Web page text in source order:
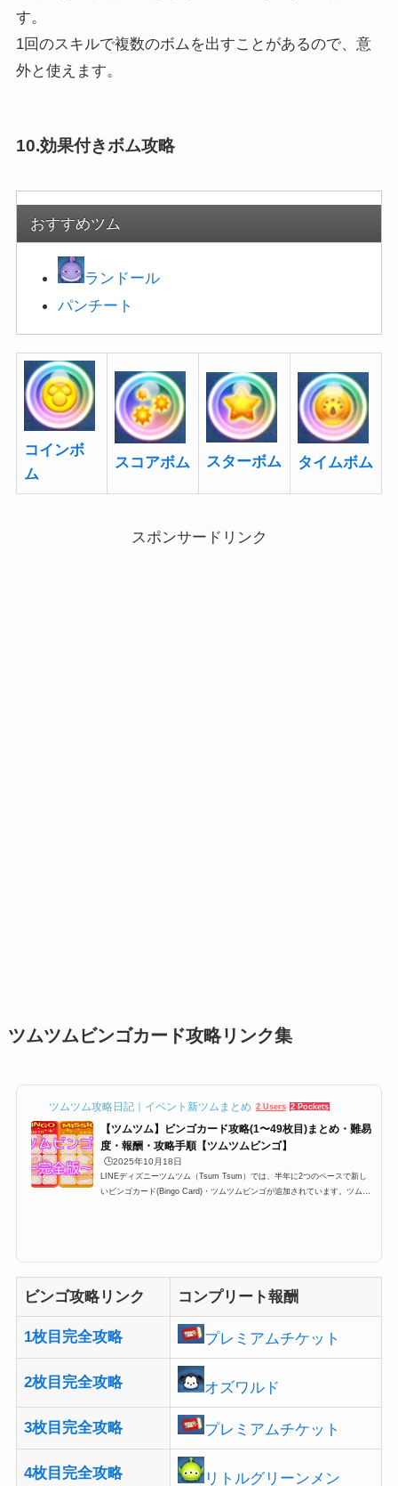
す。
1回のスキルで複数のボムを出すことがあるので、意
外と使えます。
10.効果付きボム攻略
おすすめツム
ランドール
パンチート
コインボ
ム
スコアボム スターボム タイムボム
スポンサードリンク
ツムツムビンゴカード攻略リンク集
ツムツム攻略日記｜イベント新ツムまとめ 2 Users 2 Pockets
【ツムツム】ビンゴカード攻略(1〜49枚目)まとめ・難易
度・報酬・攻略手順【ツムツムビンゴ】
🕒️2025年10月18日
LINEディズニーツムツム（Tsum Tsum）では、半年に2つのペースで新し
いビンゴカード(Bingo Card)・ツムツムビンゴが追加されています。ツムツ
ビンゴ攻略リンク コンプリート報酬
1枚目完全攻略 プレミアムチケット
2枚目完全攻略 オズワルド
3枚目完全攻略 プレミアムチケット
4枚目完全攻略 リトルグリーンメン